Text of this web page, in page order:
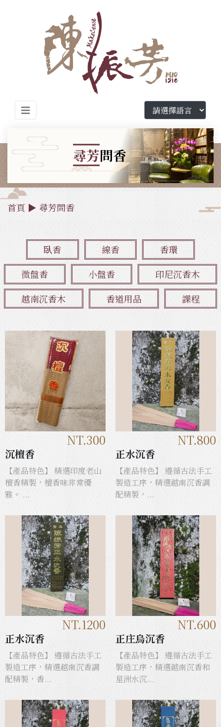
尋芳問香
首頁 ▶ 尋芳問香
臥香 線香
香環
微盤香
小盤香
印尼沉香木
越南沉香木
香道用品 課程
NT.300
沉檀香
【產品特色】 精選印度老山
檀香精製，檀香味非常優
雅。 ...
NT.800
正水沉香
【產品特色】 遵循古法手工
製造工序，精選越南沉香調
配精製，...
NT.1200
正水沉香
【產品特色】 遵循古法手工
製造工序，精選越南沉香調
配精製，香...
NT.600
正庄烏沉香
【產品特色】 遵循古法手工
製造工序，精選越南沉香和
星洲水沉...